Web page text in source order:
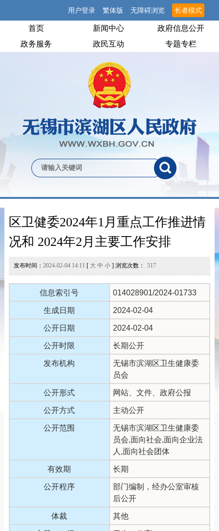
用户登录 繁体版 无障碍浏览 长者模式
首页 新闻中心
政府信息公开
政务服务
政民互动 专题专栏
区卫健委2024年1月重点工作推进情
况和 2024年2月主要工作安排
发布时间： 2024-02-04 14:11 [ 大 中 小] 浏览次数： 517
信息索引号 014028901/2024-01733
生成日期 2024-02-04
公开日期 2024-02-04
公开时限 长期公开
发布机构
无锡市滨湖区卫生健康委
员会
公开形式 网站、文件、政府公报
公开方式 主动公开
公开范围
无锡市滨湖区卫生健康委
员会,面向社会,面向企业法
人,面向社会团体
有效期 长期
公开程序
部门编制，经办公室审核
后公开
体裁 其他